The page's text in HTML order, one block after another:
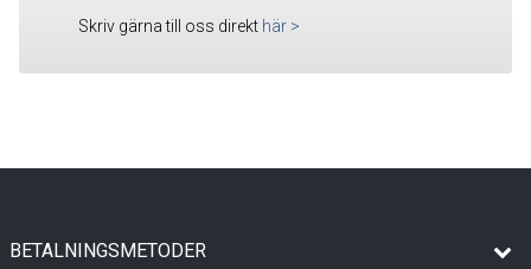
Skriv gärna till oss direkt här >
BETALNINGSMETODER